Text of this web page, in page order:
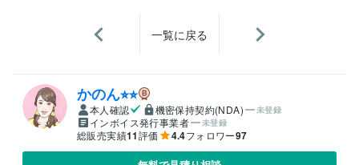
一覧に戻る
かのん⭐︎⭐︎
本人確認 機密保持契約(NDA) 未登録
インボイス発行事業者 未登録
総販売実績11評価 4.4フォロワー97